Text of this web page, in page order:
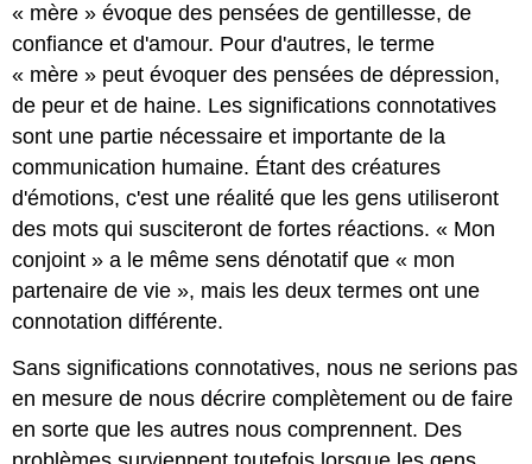
« mère » évoque des pensées de gentillesse, de
confiance et d'amour. Pour d'autres, le terme
« mère » peut évoquer des pensées de dépression,
de peur et de haine. Les significations connotatives
sont une partie nécessaire et importante de la
communication humaine. Étant des créatures
d'émotions, c'est une réalité que les gens utiliseront
des mots qui susciteront de fortes réactions. « Mon
conjoint » a le même sens dénotatif que « mon
partenaire de vie », mais les deux termes ont une
connotation différente.
Sans significations connotatives, nous ne serions pas
en mesure de nous décrire complètement ou de faire
en sorte que les autres nous comprennent. Des